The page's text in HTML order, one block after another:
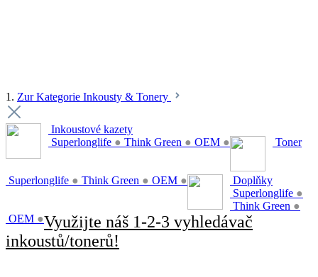
1. Zur Kategorie Inkousty & Tonery
Inkoustové kazety
Superlonglife ● Think Green ● OEM ● Toner
Superlonglife ● Think Green ● OEM ●
Doplňky
Superlonglife ●
Think Green ●
OEM ●Využijte náš 1-2-3 vyhledávač
inkoustů/tonerů!